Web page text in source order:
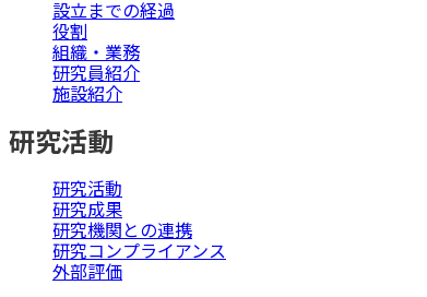
設立までの経過
役割
組織・業務
研究員紹介
施設紹介
研究活動
研究活動
研究成果
研究機関との連携
研究コンプライアンス
外部評価